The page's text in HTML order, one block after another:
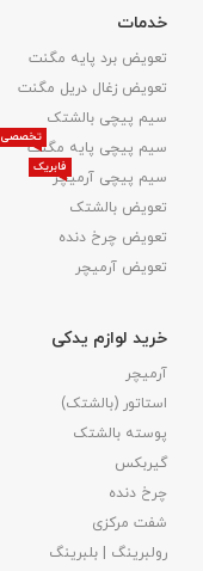
خدمات
تعویض برد پایه مگنت
تعویض زغال دریل مگنت
سیم پیچی بالشتک
سیم پیچی پایه مگنت
تخصصی
سیم پیچی آرمیچر
فابریک
تعویض بالشتک​
تعویض چرخ دنده
تعویض آرمیچر
خرید لوازم یدکی
آرمیچر
استاتور (بالشتک)
پوسته بالشتک
گیربکس
چرخ دنده
شفت مرکزی
رولبرینگ | بلبرینگ